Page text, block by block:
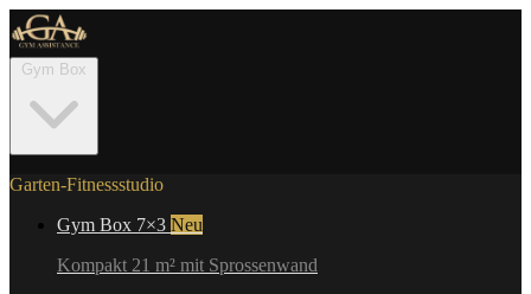
Garten-Fitnessstudio
Gym Box 7×3 Neu
Kompakt 21 m² mit Sprossenwand